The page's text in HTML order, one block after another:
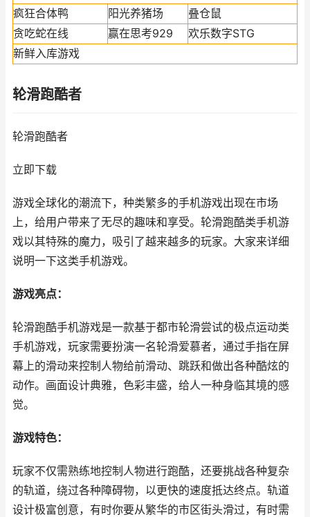
疯狂合体鸭
阳光养猪场
叠仓鼠
贪吃蛇在线
赢在思考929
欢乐数字STG
新鲜入库游戏
轮滑跑酷者
轮滑跑酷者
立即下载
游戏全球化的潮流下，种类繁多的手机游戏出现在市场
上，给用户带来了无尽的趣味和享受。轮滑跑酷类手机游
戏以其特殊的魔力，吸引了越来越多的玩家。大家来详细
说明一下这类手机游戏。
游戏亮点：
轮滑跑酷手机游戏是一款基于都市轮滑尝试的极点运动类
手机游戏，玩家需要扮演一名轮滑爱慕者，通过手指在屏
幕上的滑动来控制人物给前滑动、跳跃和做出各种酷炫的
动作。画面设计典雅，色彩丰盛，给人一种身临其境的感
觉。
游戏特色：
玩家不仅需熟练地控制人物进行跑酷，还要挑战各种复杂
的轨道，绕过各种障碍物，以更快的速度抵达终点。轨道
设计极富创意，有时你要从繁华的市区街头滑过，有时需